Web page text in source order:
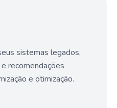
sistemas legados,
recomendações
e otimização.